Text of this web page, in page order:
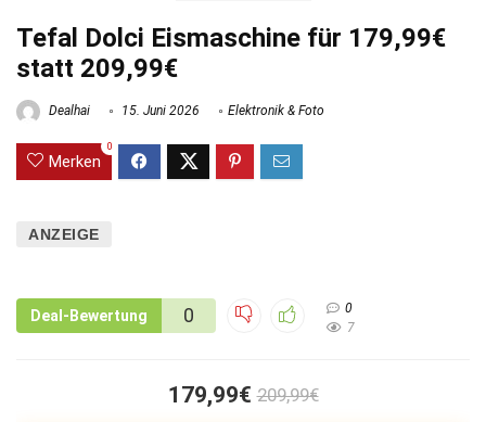
Tefal Dolci Eismaschine für 179,99€
statt 209,99€
Dealhai 15. Juni 2026 Elektronik & Foto
Merken
0
ANZEIGE
Deal-Bewertung 0
0
7
179,99€ 209,99€